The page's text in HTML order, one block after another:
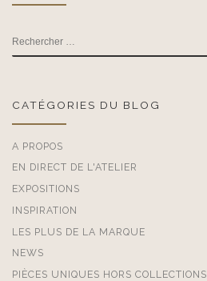
RECHERCHER
CATÉGORIES DU BLOG
A PROPOS
EN DIRECT DE L'ATELIER
EXPOSITIONS
INSPIRATION
LES PLUS DE LA MARQUE
NEWS
PIÈCES UNIQUES HORS COLLECTIONS